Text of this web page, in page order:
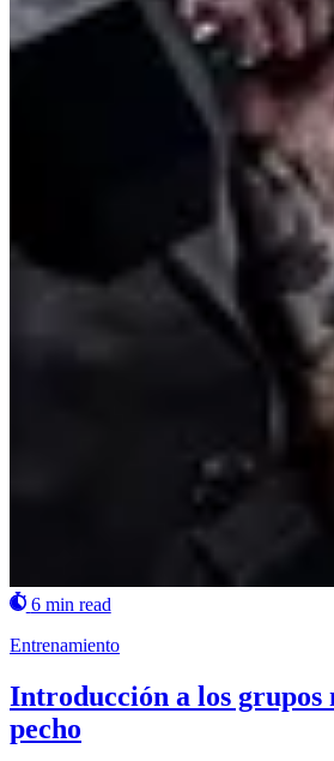
6 min read
Entrenamiento
Introducción a los grupos
pecho